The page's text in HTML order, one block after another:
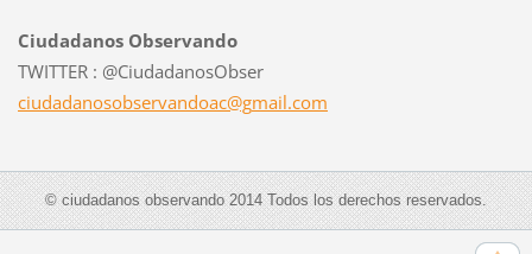
Ciudadanos Observando
TWITTER : @CiudadanosObser
ciudadanosobservandoac@gmail.com
© ciudadanos observando 2014 Todos los derechos reservados.